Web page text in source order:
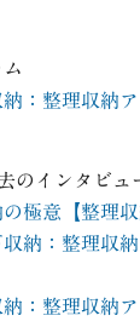
：整理収納
のインタビュ
の極意【整理
収納：整理収
納：整理収納